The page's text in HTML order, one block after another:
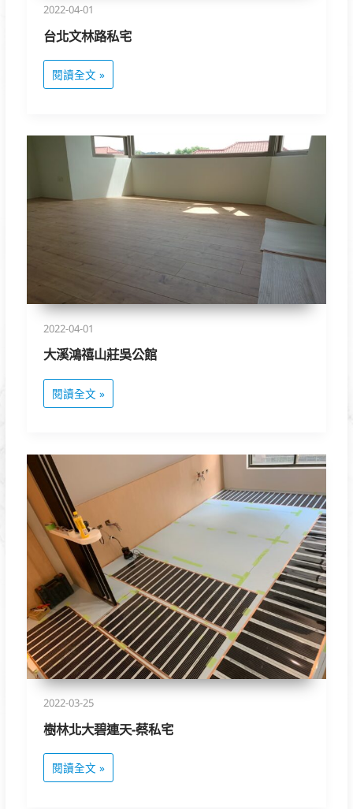
2022-04-01
台北文林路私宅
閱讀全文 »
2022-04-01
大溪鴻禧山莊吳公館
禧
館
閱讀全文 »
2022-03-25
樹林北大碧連天-蔡私宅
樹
林
北
大
碧
連
天-
蔡
私
宅
閱讀全文 »